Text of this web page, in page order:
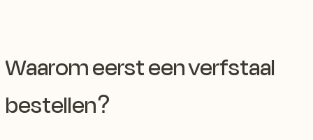
Waarom eerst een verfstaal
bestellen?